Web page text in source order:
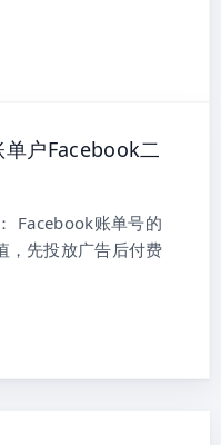
户Facebook二
Facebook账单号的
，先投放广告后付费